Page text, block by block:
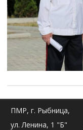
ПМР, г. Рыбница,
ул. Ленина, 1 "Б"